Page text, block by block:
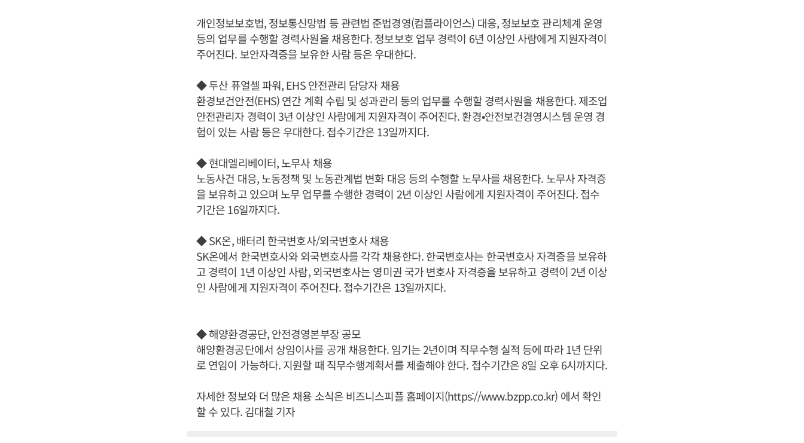
개인정보보호법, 정보통신망법 등 관련법 준법경영(컴플라이언스) 대응, 정보보호 관리체계 운영
등의 업무를 수행할 경력사원을 채용한다. 정보보호 업무 경력이 6년 이상인 사람에게 지원자격이
주어진다. 보안자격증을 보유한 사람 등은 우대한다.
◆ 두산 퓨얼셀 파워, EHS 안전관리 담당자 채용
환경보건안전(EHS) 연간 계획 수립 및 성과관리 등의 업무를 수행할 경력사원을 채용한다. 제조업
안전관리자 경력이 3년 이상인 사람에게 지원자격이 주어진다. 환경•안전보건경영시스템 운영 경
험이 있는 사람 등은 우대한다. 접수기간은 13일까지다.
◆ 현대엘리베이터, 노무사 채용
노동사건 대응, 노동정책 및 노동관계법 변화 대응 등의 수행할 노무사를 채용한다. 노무사 자격증
을 보유하고 있으며 노무 업무를 수행한 경력이 2년 이상인 사람에게 지원자격이 주어진다. 접수
기간은 16일까지다.
◆ SK온, 배터리 한국변호사/외국변호사 채용
SK온에서 한국변호사와 외국변호사를 각각 채용한다. 한국변호사는 한국변호사 자격증을 보유하
고 경력이 1년 이상인 사람, 외국변호사는 영미권 국가 변호사 자격증을 보유하고 경력이 2년 이상
인 사람에게 지원자격이 주어진다. 접수기간은 13일까지다.
◆ 해양환경공단, 안전경영본부장 공모
해양환경공단에서 상임이사를 공개 채용한다. 임기는 2년이며 직무수행 실적 등에 따라 1년 단위
로 연임이 가능하다. 지원할 때 직무수행계획서를 제출해야 한다. 접수기간은 8일 오후 6시까지다.
자세한 정보와 더 많은 채용 소식은 비즈니스피플 홈페이지(https://www.bzpp.co.kr) 에서 확인
할 수 있다. 김대철 기자